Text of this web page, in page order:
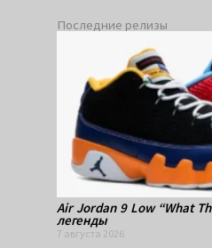
Последние релизы
Air Jordan 9 Low “What
легенды
7 августа 2026